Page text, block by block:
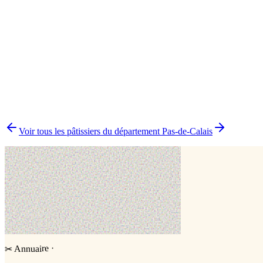
Voir tous les pâtissiers du département Pas-de-Calais
✂ Annuaire ·